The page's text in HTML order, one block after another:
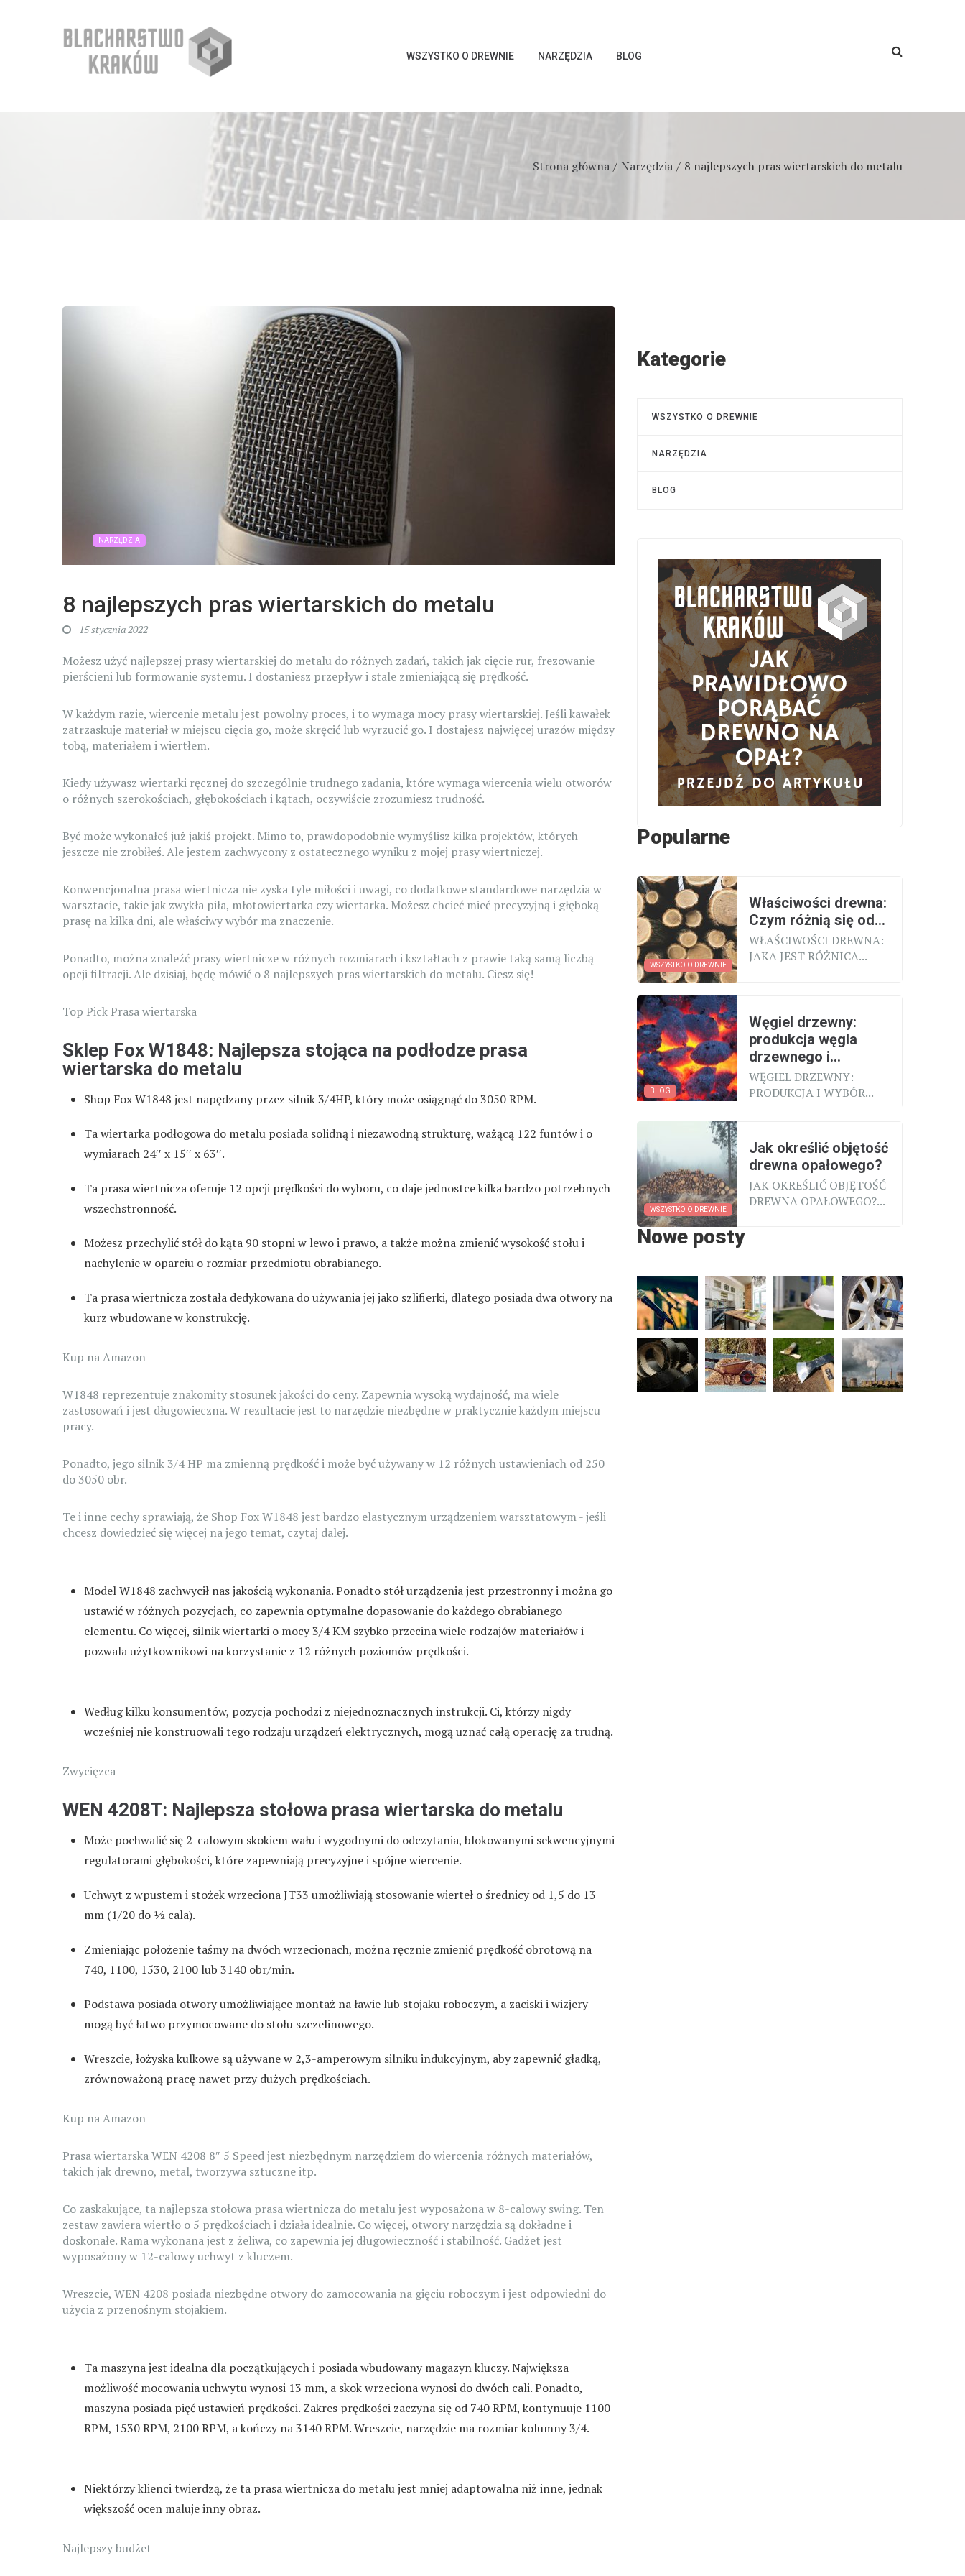
WSZYSTKO O DREWNIE NARZĘDZIA BLOG
Strona główna Narzędzia 8 najlepszych pras wiertarskich do metalu
NARZĘDZIA
8 najlepszych pras wiertarskich do metalu
15 stycznia 2022
Możesz użyć najlepszej prasy wiertarskiej do metalu do różnych zadań, takich jak cięcie rur, frezowanie
pierścieni lub formowanie systemu. I dostaniesz przepływ i stale zmieniającą się prędkość.
W każdym razie, wiercenie metalu jest powolny proces, i to wymaga mocy prasy wiertarskiej. Jeśli kawałek
zatrzaskuje materiał w miejscu cięcia go, może skręcić lub wyrzucić go. I dostajesz najwięcej urazów między
tobą, materiałem i wiertłem.
Kiedy używasz wiertarki ręcznej do szczególnie trudnego zadania, które wymaga wiercenia wielu otworów
o różnych szerokościach, głębokościach i kątach, oczywiście zrozumiesz trudność.
Być może wykonałeś już jakiś projekt. Mimo to, prawdopodobnie wymyślisz kilka projektów, których
jeszcze nie zrobiłeś. Ale jestem zachwycony z ostatecznego wyniku z mojej prasy wiertniczej.
Konwencjonalna prasa wiertnicza nie zyska tyle miłości i uwagi, co dodatkowe standardowe narzędzia w
warsztacie, takie jak zwykła piła, młotowiertarka czy wiertarka. Możesz chcieć mieć precyzyjną i głęboką
prasę na kilka dni, ale właściwy wybór ma znaczenie.
Ponadto, można znaleźć prasy wiertnicze w różnych rozmiarach i kształtach z prawie taką samą liczbą
opcji filtracji. Ale dzisiaj, będę mówić o 8 najlepszych pras wiertarskich do metalu. Ciesz się!
Top Pick Prasa wiertarska
Sklep Fox W1848: Najlepsza stojąca na podłodze prasa
wiertarska do metalu
Shop Fox W1848 jest napędzany przez silnik 3/4HP, który może osiągnąć do 3050 RPM.
Ta wiertarka podłogowa do metalu posiada solidną i niezawodną strukturę, ważącą 122 funtów i o
wymiarach 24′′ x 15′′ x 63′′.
Ta prasa wiertnicza oferuje 12 opcji prędkości do wyboru, co daje jednostce kilka bardzo potrzebnych
wszechstronność.
Możesz przechylić stół do kąta 90 stopni w lewo i prawo, a także można zmienić wysokość stołu i
nachylenie w oparciu o rozmiar przedmiotu obrabianego.
Ta prasa wiertnicza została dedykowana do używania jej jako szlifierki, dlatego posiada dwa otwory na
kurz wbudowane w konstrukcję.
Kup na Amazon
W1848 reprezentuje znakomity stosunek jakości do ceny. Zapewnia wysoką wydajność, ma wiele
zastosowań i jest długowieczna. W rezultacie jest to narzędzie niezbędne w praktycznie każdym miejscu
pracy.
Ponadto, jego silnik 3/4 HP ma zmienną prędkość i może być używany w 12 różnych ustawieniach od 250
do 3050 obr.
Te i inne cechy sprawiają, że Shop Fox W1848 jest bardzo elastycznym urządzeniem warsztatowym - jeśli
chcesz dowiedzieć się więcej na jego temat, czytaj dalej.
Model W1848 zachwycił nas jakością wykonania. Ponadto stół urządzenia jest przestronny i można go
ustawić w różnych pozycjach, co zapewnia optymalne dopasowanie do każdego obrabianego
elementu. Co więcej, silnik wiertarki o mocy 3/4 KM szybko przecina wiele rodzajów materiałów i
pozwala użytkownikowi na korzystanie z 12 różnych poziomów prędkości.
Według kilku konsumentów, pozycja pochodzi z niejednoznacznych instrukcji. Ci, którzy nigdy
wcześniej nie konstruowali tego rodzaju urządzeń elektrycznych, mogą uznać całą operację za trudną.
Zwycięzca
WEN 4208T: Najlepsza stołowa prasa wiertarska do metalu
Może pochwalić się 2-calowym skokiem wału i wygodnymi do odczytania, blokowanymi sekwencyjnymi
regulatorami głębokości, które zapewniają precyzyjne i spójne wiercenie.
Uchwyt z wpustem i stożek wrzeciona JT33 umożliwiają stosowanie wierteł o średnicy od 1,5 do 13
mm (1/20 do ½ cala).
Zmieniając położenie taśmy na dwóch wrzecionach, można ręcznie zmienić prędkość obrotową na
740, 1100, 1530, 2100 lub 3140 obr/min.
Podstawa posiada otwory umożliwiające montaż na ławie lub stojaku roboczym, a zaciski i wizjery
mogą być łatwo przymocowane do stołu szczelinowego.
Wreszcie, łożyska kulkowe są używane w 2,3-amperowym silniku indukcyjnym, aby zapewnić gładką,
zrównoważoną pracę nawet przy dużych prędkościach.
Kup na Amazon
Prasa wiertarska WEN 4208 8″ 5 Speed jest niezbędnym narzędziem do wiercenia różnych materiałów,
takich jak drewno, metal, tworzywa sztuczne itp.
Co zaskakujące, ta najlepsza stołowa prasa wiertnicza do metalu jest wyposażona w 8-calowy swing. Ten
zestaw zawiera wiertło o 5 prędkościach i działa idealnie. Co więcej, otwory narzędzia są dokładne i
doskonałe. Rama wykonana jest z żeliwa, co zapewnia jej długowieczność i stabilność. Gadżet jest
wyposażony w 12-calowy uchwyt z kluczem.
Wreszcie, WEN 4208 posiada niezbędne otwory do zamocowania na gięciu roboczym i jest odpowiedni do
użycia z przenośnym stojakiem.
Ta maszyna jest idealna dla początkujących i posiada wbudowany magazyn kluczy. Największa
możliwość mocowania uchwytu wynosi 13 mm, a skok wrzeciona wynosi do dwóch cali. Ponadto,
maszyna posiada pięć ustawień prędkości. Zakres prędkości zaczyna się od 740 RPM, kontynuuje 1100
RPM, 1530 RPM, 2100 RPM, a kończy na 3140 RPM. Wreszcie, narzędzie ma rozmiar kolumny 3/4.
Niektórzy klienci twierdzą, że ta prasa wiertnicza do metalu jest mniej adaptowalna niż inne, jednak
większość ocen maluje inny obraz.
Najlepszy budżet
Kategorie
WSZYSTKO O DREWNIE
NARZĘDZIA
BLOG
Popularne
WSZYSTKO O DREWNIE
Właściwości drewna:
Czym różnią się od...
WŁAŚCIWOŚCI DREWNA:
JAKA JEST RÓŻNICA...
BLOG
Węgiel drzewny:
produkcja węgla
drzewnego i...
WĘGIEL DRZEWNY:
PRODUKCJA I WYBÓR...
WSZYSTKO O DREWNIE
Jak określić objętość
drewna opałowego?
JAK OKREŚLIĆ OBJĘTOŚĆ
DREWNA OPAŁOWEGO?...
Nowe posty